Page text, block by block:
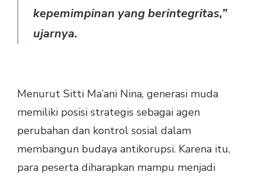
kepemimpinan yang berintegritas,”
ujarnya.
Menurut Sitti Ma’ani Nina, generasi muda
memiliki posisi strategis sebagai agen
perubahan dan kontrol sosial dalam
membangun budaya antikorupsi. Karena itu,
para peserta diharapkan mampu menjadi